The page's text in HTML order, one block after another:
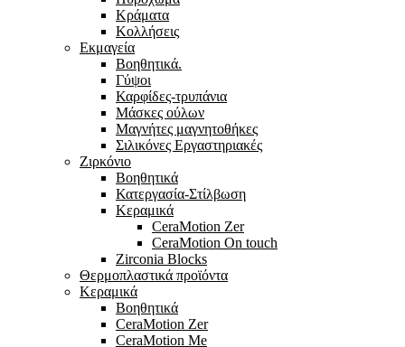
Κράματα
Κολλήσεις
Εκμαγεία
Βοηθητικά.
Γύψοι
Καρφίδες-τρυπάνια
Μάσκες ούλων
Μαγνήτες μαγνητοθήκες
Σιλικόνες Εργαστηριακές
Ζιρκόνιο
Βοηθητικά
Κατεργασία-Στίλβωση
Κεραμικά
CeraMotion Zer
CeraMotion On touch
Zirconia Blocks
Θερμοπλαστικά προϊόντα
Κεραμικά
Βοηθητικά
CeraMotion Zer
CeraMotion Me